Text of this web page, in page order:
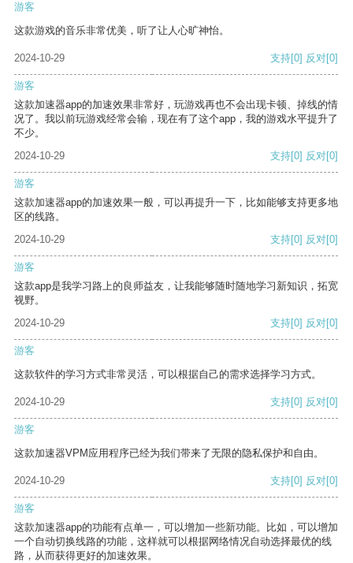
游客
这款游戏的音乐非常优美，听了让人心旷神怡。
2024-10-29 支持[0] 反对[0]
游客
这款加速器app的加速效果非常好，玩游戏再也不会出现卡顿、掉线的情
况了。我以前玩游戏经常会输，现在有了这个app，我的游戏水平提升了
不少。
2024-10-29
支持[0] 反对[0]
游客
这款加速器app的加速效果一般，可以再提升一下，比如能够支持更多地
区的线路。
2024-10-29
支持[0] 反对[0]
游客
这款app是我学习路上的良师益友，让我能够随时随地学习新知识，拓宽
视野。
2024-10-29
支持[0] 反对[0]
游客
这款软件的学习方式非常灵活，可以根据自己的需求选择学习方式。
2024-10-29 支持[0] 反对[0]
游客
这款加速器VPM应用程序已经为我们带来了无限的隐私保护和自由。
2024-10-29 支持[0] 反对[0]
游客
这款加速器app的功能有点单一，可以增加一些新功能。比如，可以增加
一个自动切换线路的功能，这样就可以根据网络情况自动选择最优的线
路，从而获得更好的加速效果。